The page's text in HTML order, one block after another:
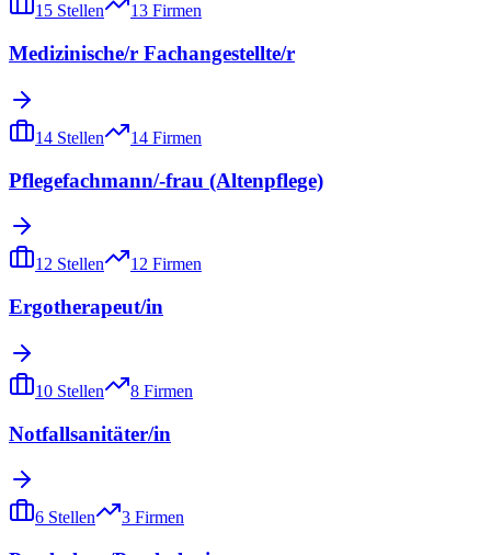
15 Stellen 13 Firmen
Medizinische/r Fachangestellte/r
14 Stellen 14 Firmen
Pflegefachmann/-frau (Altenpflege)
12 Stellen 12 Firmen
Ergotherapeut/in
10 Stellen 8 Firmen
Notfallsanitäter/in
6 Stellen 3 Firmen